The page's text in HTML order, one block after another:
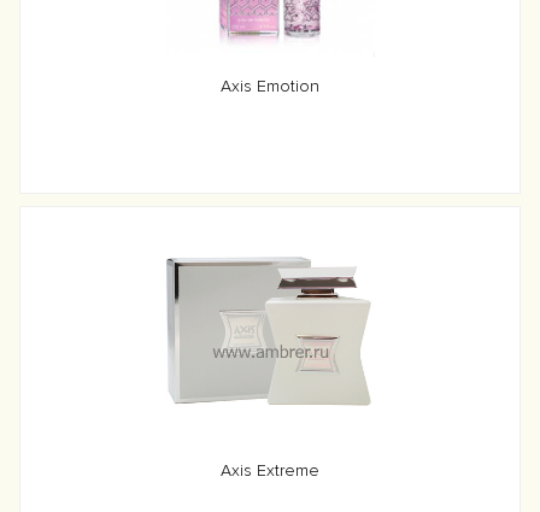
Axis Emotion
Axis Extreme